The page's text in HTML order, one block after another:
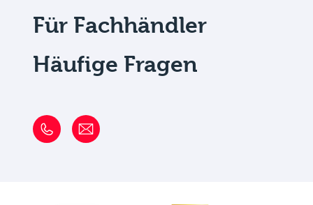
Für Fachhändler
Häufige Fragen